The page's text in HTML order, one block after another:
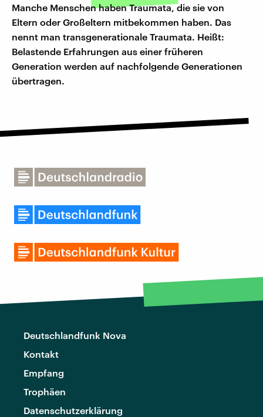
Manche Menschen haben Traumata, die sie von
Eltern oder Großeltern mitbekommen haben. Das
nennt man transgenerationale Traumata. Heißt:
Belastende Erfahrungen aus einer früheren
Generation werden auf nachfolgende Generationen
übertragen.
Deutschlandfunk Nova
Kontakt
Empfang
Trophäen
Datenschutzerklärung